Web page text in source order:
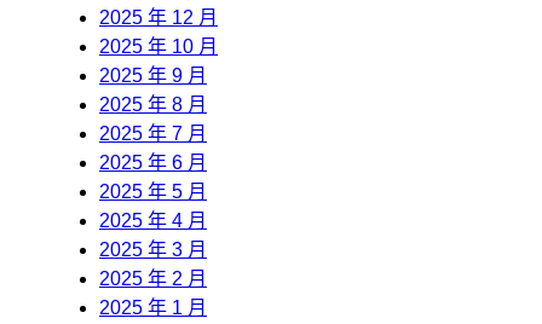
2025 年 12 月
2025 年 10 月
2025 年 9 月
2025 年 8 月
2025 年 7 月
2025 年 6 月
2025 年 5 月
2025 年 4 月
2025 年 3 月
2025 年 2 月
2025 年 1 月